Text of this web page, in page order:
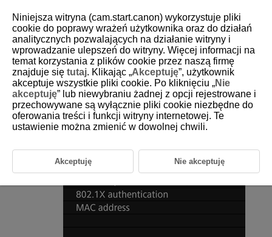
D388-184
Wi-FiSettings
Select [ :Wi-Fi settings] (
).
Select an option.
Niniejsza witryna (cam.start.canon) wykorzystuje pliki
cookie do poprawy wrażeń użytkownika oraz do działań
analitycznych pozwalających na działanie witryny i
wprowadzanie ulepszeń do witryny. Więcej informacji na
temat korzystania z plików cookie przez naszą firmę
znajduje się tutaj. Klikając „Akceptuję”, użytkownik
akceptuje wszystkie pliki cookie. Po kliknięciu „Nie
akceptuję” lub niewybraniu żadnej z opcji rejestrowane i
przechowywane są wyłącznie pliki cookie niezbędne do
oferowania treści i funkcji witryny internetowej. Te
ustawienie można zmienić w dowolnej chwili.
Akceptuję Nie akceptuję